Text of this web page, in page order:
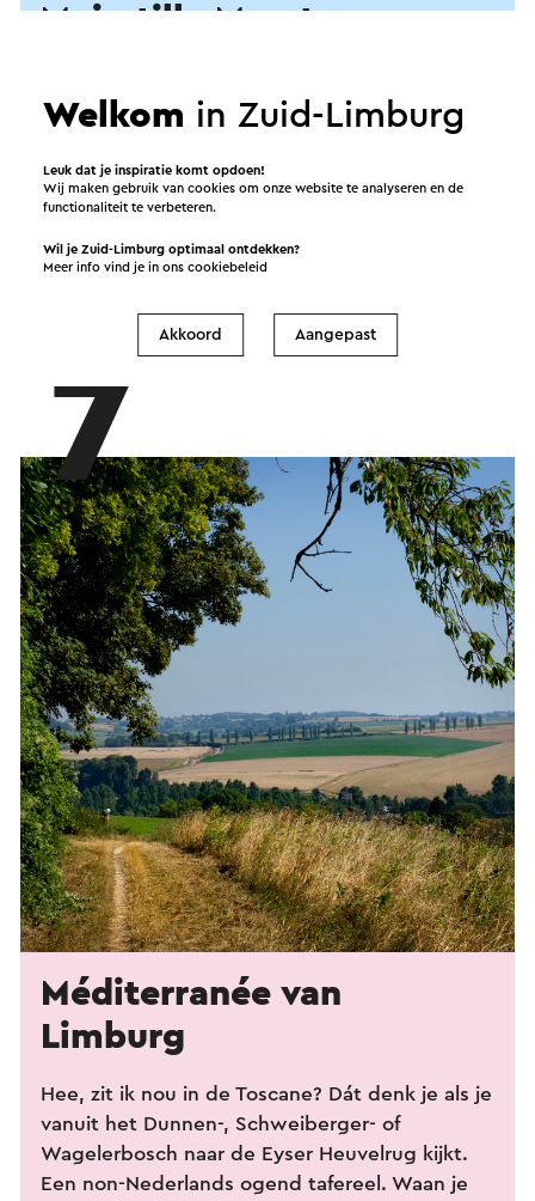
Muisstille Meertensgroeve
vogels of wapperede bladeren hoor je niet in
deze ‘gedeukte’ groeve. Volop afwisseling qua
landschap; van open gebied, stenige
grindhellingen tot dicht struweel. Ook zijn hier
7
Méditerranée van
Limburg
Hee, zit ik nou in de Toscane? Dát denk je als je
vanuit het Dunnen-, Schweiberger- of
Wagelerbosch naar de Eyser Heuvelrug kijkt.
Een non-Nederlands ogend tafereel. Waan je
Welkom in Zuid-Limburg
Leuk dat je inspiratie komt opdoen!
Wij maken gebruik van cookies om onze website te analyseren en de
functionaliteit te verbeteren.
Wil je Zuid-Limburg optimaal ontdekken?
Meer info vind je in onscookiebeleid
Akkoord Aangepast